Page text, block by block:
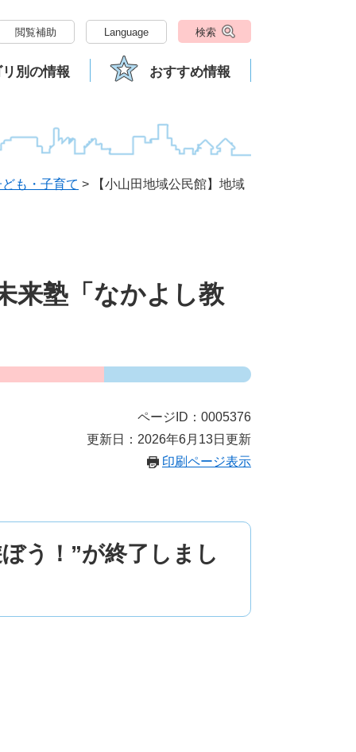
閲覧補助 Language 検索
別の情報 おすすめ情報
も・子育て >
【小山田地域公民館】地域
来塾「なかよし教
ページID：0005376
更新日：2026年6月13日更新
印刷ページ表示
う！”が終了しまし